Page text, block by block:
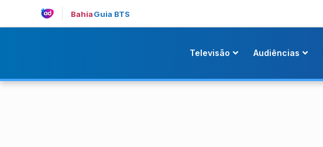
BahiaGuia BTS
Televisão Audiências